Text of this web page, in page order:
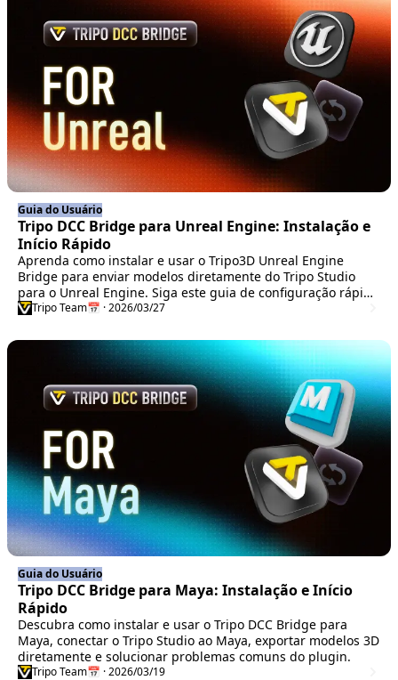
Guia do Usuário
Tripo DCC Bridge para Unreal Engine: Instalação e
Início Rápido
Aprenda como instalar e usar o Tripo3D Unreal Engine
Bridge para enviar modelos diretamente do Tripo Studio
para o Unreal Engine. Siga este guia de configuração rápida
para um fluxo de trabalho mais ágil no UE.
Tripo Team📅 · 2026/03/27
Guia do Usuário
Tripo DCC Bridge para Maya: Instalação e Início
Rápido
Descubra como instalar e usar o Tripo DCC Bridge para
Maya, conectar o Tripo Studio ao Maya, exportar modelos 3D
diretamente e solucionar problemas comuns do plugin.
Tripo Team📅 · 2026/03/19